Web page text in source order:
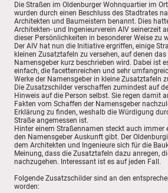
Die Straßen im Oldenburger Wohnquartier im
wurden durch einen Beschluss des Stadtrates
Architekten und Baumeistern benannt. Dies
Architekten- und Ingenieurverein AIV seinerzeit
dieser Persönlichkeiten in besonderer Weise zu
Der AIV hat nun die Initiative ergriffen, einige
kleinen Zusatztafeln zu versehen, auf denen
Namensgeber kurz beschrieben wird. Dabei ist
einfach, die facettenreichen und sehr
Werke der Namensgeber in kleine Zusatztafeln
Die Zusatzschilder verschaffen zumindest auf
Hinweis auf die Person selbst. Sie regen damit
Fakten vom Schaffen der Namensgeber
Erklärung zu finden, weshalb die Würdigung
Straße angemessen ist.
Hinter einem Straßennamen steckt auch immer
den Namensgeber Auskunft gibt. Der
dem Architekten und Ingenieure sich für die
Meinung, dass die Zusatztafeln dazu anregen,
nachzugehen. Interessant ist es auf jeden Fall.
Folgende Zusatzschilder sind an den
worden: